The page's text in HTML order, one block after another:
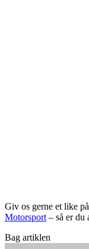
Giv os gerne et like på
Motorsport – så er du
Bag artiklen